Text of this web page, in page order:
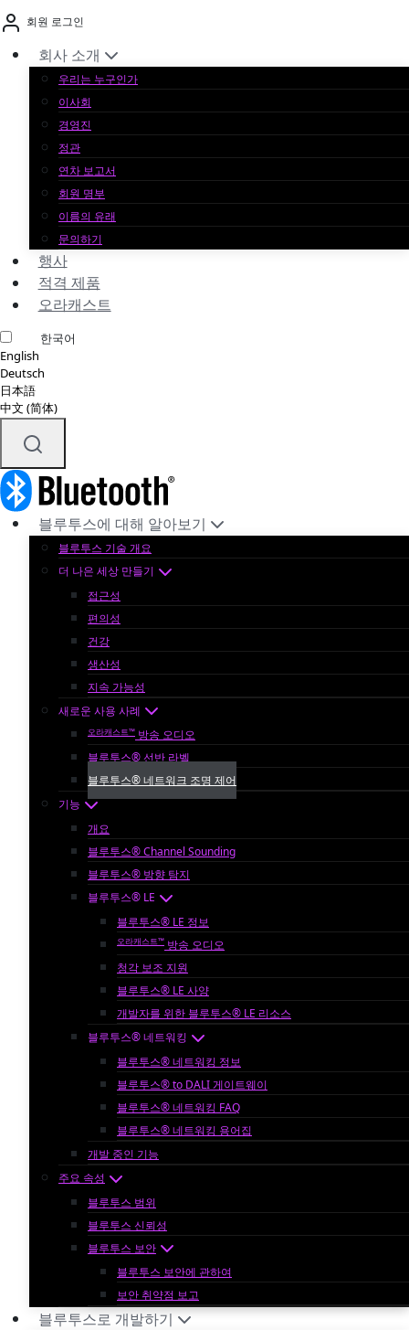
본
문
바
회원 로그인
회사 소개
우리는 누구인가
이사회
경영진
정관
연차 보고서
회원 명부
이름의 유래
문의하기
행사
적격 제품
오라캐스트
한국어
English
Deutsch
日本語
中文 (简体)
블루투스에 대해 알아보기
블루투스 기술 개요
더 나은 세상 만들기
접근성
편의성
건강
생산성
지속 가능성
새로운 사용 사례
오라캐스트™ 방송 오디오
블루투스® 선반 라벨
블루투스® 네트워크 조명 제어
기능
개요
블루투스® Channel Sounding
블루투스® 방향 탐지
블루투스® LE
블루투스® LE 정보
오라캐스트™ 방송 오디오
청각 보조 지원
블루투스® LE 사양
개발자를 위한 블루투스® LE 리소스
블루투스® 네트워킹
블루투스® 네트워킹 정보
블루투스® to DALI 게이트웨이
블루투스® 네트워킹 FAQ
블루투스® 네트워킹 용어집
개발 중인 기능
주요 속성
블루투스 범위
블루투스 신뢰성
블루투스 보안
블루투스 보안에 관하여
보안 취약점 보고
블루투스로 개발하기